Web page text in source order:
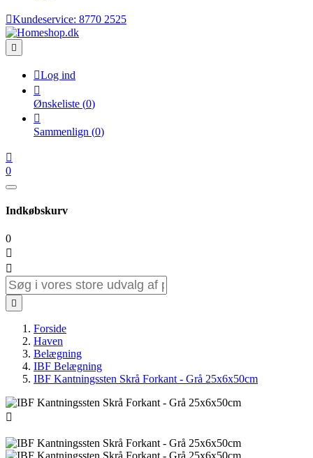
Kundeservice: 8770 2525

Log ind

Ønskeliste (0)

Sammenlign (0)

0
Indkøbskurv
0



Forside
Haven
Belægning
IBF Belægning
IBF Kantningssten Skrå Forkant - Grå 25x6x50cm
